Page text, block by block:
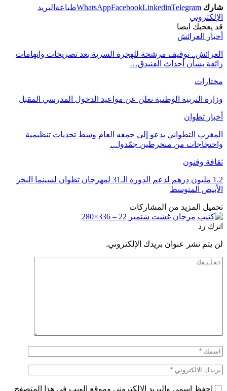
شارك WhatsAppFacebookLinkedinTelegram طباعة البريد
الإلكتروني
قد يعجبك ايضا
أخبار العرائش
العرائش.. توقيف مرشحة للهجرة السرية بعد تصريحات واتهامات
زائفة بشأن أحداث الفنيدق…
مختارات
وزارة التربية الوطنية تعلن عن مواعيد الدخول المدرسي المقبل
أخبار تطوان
المغرب التطواني يدعو إلى جمعه العام وسط تحديات تنظيمية
واحتجاجات من منخرطين جمّدوا…
ثقافة وفنون
1.2 مليون درهم لدعم الدورة الـ31 لمهرجان تطوان لسينما البحر
الأبيض المتوسط
تحميل المزيد من المشاركات
اترك رد
لن يتم نشر عنوان بريدك الإلكتروني.
احفظ اسمي والبريد الإلكتروني وموقع الويب في هذا المتصفح